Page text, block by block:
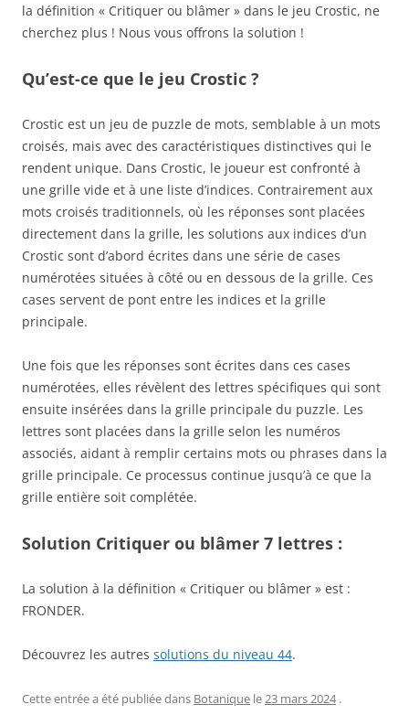
la définition « Critiquer ou blâmer » dans le jeu Crostic, ne
cherchez plus ! Nous vous offrons la solution !
Qu’est-ce que le jeu Crostic ?
Crostic est un jeu de puzzle de mots, semblable à un mots
croisés, mais avec des caractéristiques distinctives qui le
rendent unique. Dans Crostic, le joueur est confronté à
une grille vide et à une liste d’indices. Contrairement aux
mots croisés traditionnels, où les réponses sont placées
directement dans la grille, les solutions aux indices d’un
Crostic sont d’abord écrites dans une série de cases
numérotées situées à côté ou en dessous de la grille. Ces
cases servent de pont entre les indices et la grille
principale.
Une fois que les réponses sont écrites dans ces cases
numérotées, elles révèlent des lettres spécifiques qui sont
ensuite insérées dans la grille principale du puzzle. Les
lettres sont placées dans la grille selon les numéros
associés, aidant à remplir certains mots ou phrases dans la
grille principale. Ce processus continue jusqu’à ce que la
grille entière soit complétée.
Solution Critiquer ou blâmer 7 lettres :
La solution à la définition « Critiquer ou blâmer » est :
FRONDER.
Découvrez les autres solutions du niveau 44.
Cette entrée a été publiée dans Botanique le23 mars 2024 .